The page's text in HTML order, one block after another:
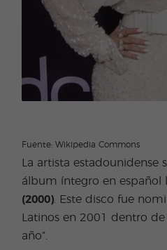
Fuente: Wikipedia Commons
La artista estadounidense
álbum íntegro en español
(2000) . Este disco fue
Latinos en 2001 dentro
año”.